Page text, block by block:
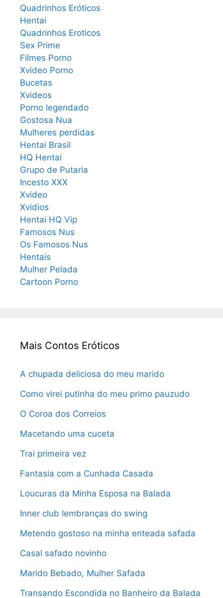
Quadrinhos Eróticos
Hentai
Quadrinhos Eroticos
Sex Prime
Filmes Porno
Xvideo Porno
Bucetas
Xvideos
Porno legendado
Gostosa Nua
Mulheres perdidas
Hentai Brasil
HQ Hentai
Grupo de Putaria
Incesto XXX
Xvideo
Xvidios
Hentai HQ Vip
Famosos Nus
Os Famosos Nus
Hentais
Mulher Pelada
Cartoon Porno
Mais Contos Eróticos
A chupada deliciosa do meu marido
Como virei putinha do meu primo pauzudo
O Coroa dos Correios
Macetando uma cuceta
Trai primeira vez
Fantasia com a Cunhada Casada
Loucuras da Minha Esposa na Balada
Inner club lembranças do swing
Metendo gostoso na minha enteada safada
Casal safado novinho
Marido Bebado, Mulher Safada
Transando Escondida no Banheiro da Balada